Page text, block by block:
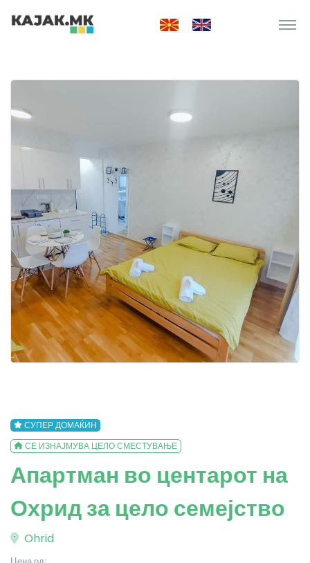
СУПЕР ДОМАЌИН
СЕ ИЗНАЈМУВА ЦЕЛО СМЕСТУВАЊЕ
Апартман во центарот на
Охрид за цело семејство
Ohrid